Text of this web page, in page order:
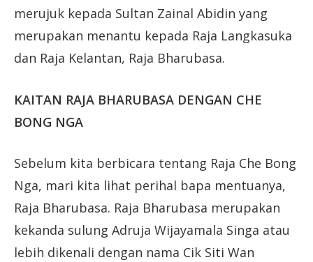
merujuk kepada Sultan Zainal Abidin yang
merupakan menantu kepada Raja Langkasuka
dan Raja Kelantan, Raja Bharubasa.
KAITAN RAJA BHARUBASA DENGAN CHE
BONG NGA
Sebelum kita berbicara tentang Raja Che Bong
Nga, mari kita lihat perihal bapa mentuanya,
Raja Bharubasa. Raja Bharubasa merupakan
kekanda sulung Adruja Wijayamala Singa atau
lebih dikenali dengan nama Cik Siti Wan